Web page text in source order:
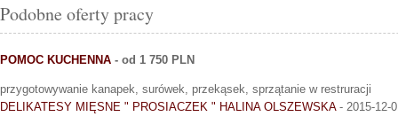
Podobne oferty pracy
POMOC KUCHENNA - od 1 750 PLN
przygotowywanie kanapek, surówek, przekąsek, sprzątanie w restruracji
DELIKATESY MIĘSNE " PROSIACZEK " HALINA OLSZEWSKA- 2015-12-